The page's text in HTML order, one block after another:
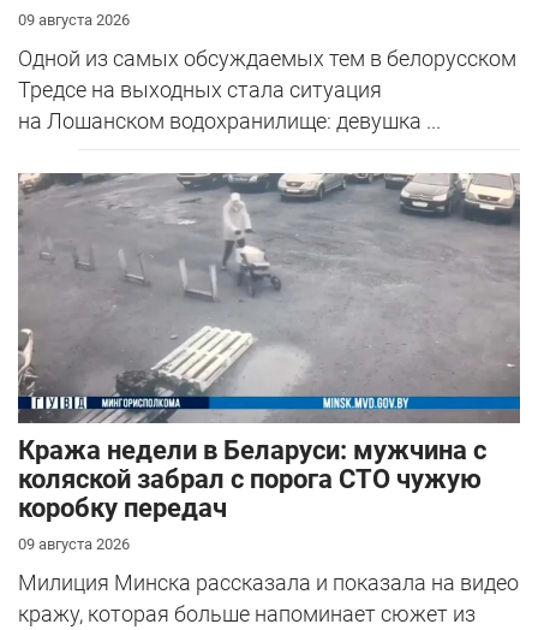
09 августа 2026
Одной из самых обсуждаемых тем в белорусском
Тредсе на выходных стала ситуация
на Лошанском водохранилище: девушка ...
Кража недели в Беларуси: мужчина с
коляской забрал с порога СТО чужую
коробку передач
09 августа 2026
Милиция Минска рассказала и показала на видео
кражу, которая больше напоминает сюжет из